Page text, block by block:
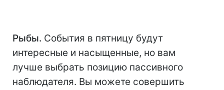
Рыбы. События в пятницу будут
интересные и насыщенные, но вам
лучше выбрать позицию пассивного
наблюдателя. Вы можете совершить